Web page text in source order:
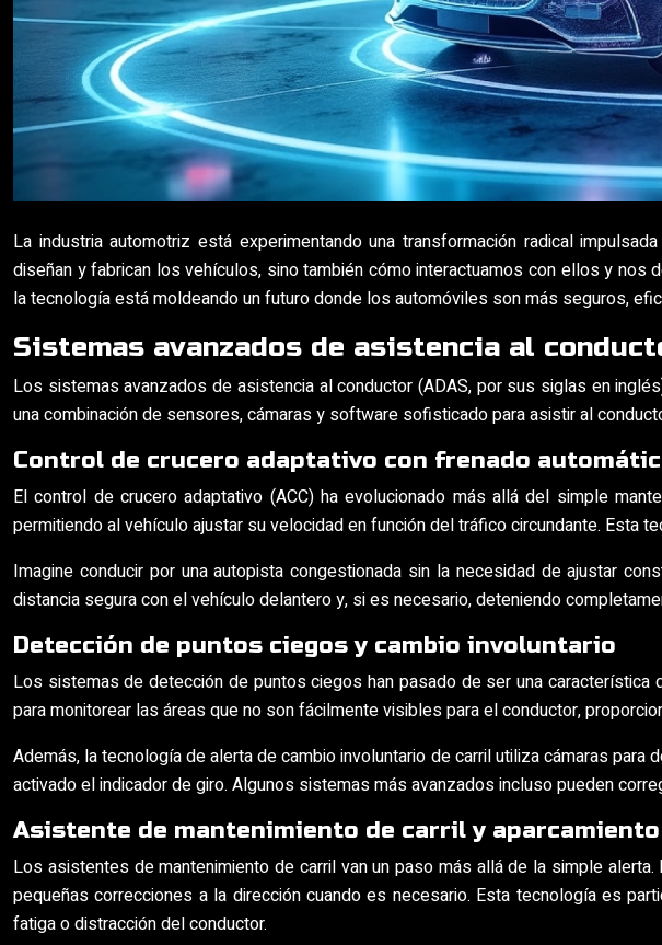
La industria automotriz está experimentando una transformación radical
diseñan y fabrican los vehículos, sino también cómo interactuamos con ellos y
la tecnología está moldeando un futuro donde los automóviles son más seguros,
Sistemas avanzados de asistencia al
Los sistemas avanzados de asistencia al conductor (ADAS, por sus siglas en
una combinación de sensores, cámaras y software sofisticado para asistir al
Control de crucero adaptativo con frenado
El control de crucero adaptativo (ACC) ha evolucionado más allá del simple
permitiendo al vehículo ajustar su velocidad en función del tráfico circundante. Esta
Imagine conducir por una autopista congestionada sin la necesidad de ajustar
distancia segura con el vehículo delantero y, si es necesario, deteniendo
Detección de puntos ciegos y cambio involuntario
Los sistemas de detección de puntos ciegos han pasado de ser una
para monitorear las áreas que no son fácilmente visibles para el conductor,
Además, la tecnología de alerta de cambio involuntario de carril utiliza cámaras
activado el indicador de giro. Algunos sistemas más avanzados incluso pueden
Asistente de mantenimiento de carril y aparcamiento
Los asistentes de mantenimiento de carril van un paso más allá de la simple
pequeñas correcciones a la dirección cuando es necesario. Esta tecnología es
fatiga o distracción del conductor.